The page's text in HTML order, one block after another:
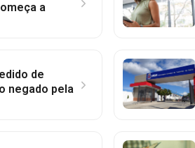
a
de
negado pela